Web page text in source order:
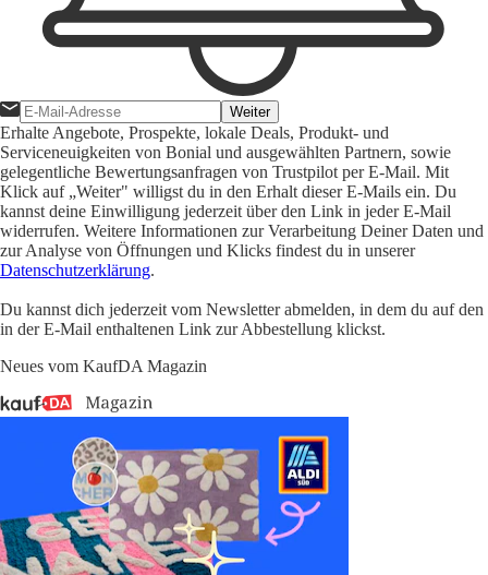
Weiter
Erhalte Angebote, Prospekte, lokale Deals, Produkt- und
Serviceneuigkeiten von Bonial und ausgewählten Partnern, sowie
gelegentliche Bewertungsanfragen von Trustpilot per E-Mail. Mit
Klick auf „Weiter" willigst du in den Erhalt dieser E-Mails ein. Du
kannst deine Einwilligung jederzeit über den Link in jeder E-Mail
widerrufen. Weitere Informationen zur Verarbeitung Deiner Daten und
zur Analyse von Öffnungen und Klicks findest du in unserer
Datenschutzerklärung.
Du kannst dich jederzeit vom Newsletter abmelden, in dem du auf den
in der E-Mail enthaltenen Link zur Abbestellung klickst.
Neues vom KaufDA Magazin